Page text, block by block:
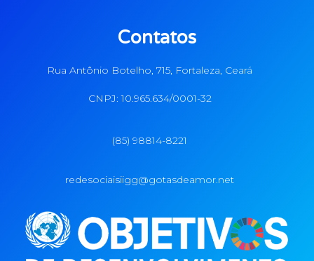
Contatos
Rua Antônio Botelho, 715, Fortaleza, Ceará
CNPJ: 10.965.634/0001-32
(85) 98814-8221
redesociaisiigg@gotasdeamor.net